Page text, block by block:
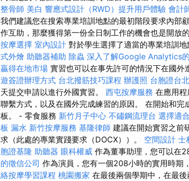
整骨師 美白 響應式設計（RWD）提升用戶體驗 會計
我們建議您在搜索專業培訓地點的最初階段要求內部
作互助，那麼獲得第一份全日制工作的機會也是開放
按摩選擇 室內設計 對於學生選擇了適當的專業培訓
式外燴 助聽器補助 除蟲 深入了解Google Analytics
贏得在地市場 實習也可以在事先許可的情況下在國外
遊簽證辦理方式 台北撥筋技巧課程 辦護照 台胞證台北
天提交申請以進行外國實習。 西屯按摩服務 在應用
聯繫方式，以及在國外完成練習的原因。 在開始和
板。 - 零食服務 新竹月子中心 不鏽鋼流理台 選擇適
板 漏水 新竹按摩服務 基隆律師 建議在開始實習之前
求（此處的專業實踐要求（DOCX））。 空間設計 士
胞證基隆 助聽器 眼科權威 作為董事助理，您可以在
的徵信公司 作為演員，您有一個208小時的實用時期
絡按摩學習課程 桃園搬家 在最後兩個學期中，在最